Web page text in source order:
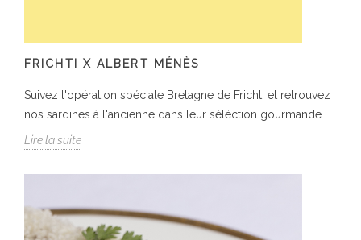
FRICHTI X ALBERT MÉNÈS
Suivez l'opération spéciale Bretagne de Frichti et retrouvez
nos sardines à l'ancienne dans leur séléction gourmande
Lire la suite